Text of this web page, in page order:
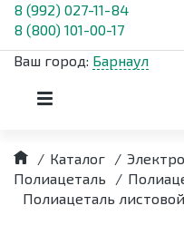
8 (992) 027-11-84
8 (800) 101-00-17
Ваш город: Барнаул
/ Каталог /
Полиацеталь
/
Полиацеталь